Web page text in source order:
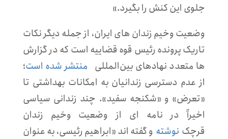
جلوی این کنش را بگیرد.»
وضعیت وخیم زندان های ایران، از جمله دیگر نکات
تاریک پرونده رئیس قوه قضاییه است که در گزارش
ها متعدد نهادهای بین‌المللی منتشر شده است؛
از عدم دسترسی زندانیان به امکانات بهداشتی تا
«تعرض» و «شکنجه سفید». چند زندانی سیاسی
اخیراً در نامه ای از وضعیت وخیم زندان
قرچک نوشته و گفته اند «ابراهیم رئیسی، به عنوان